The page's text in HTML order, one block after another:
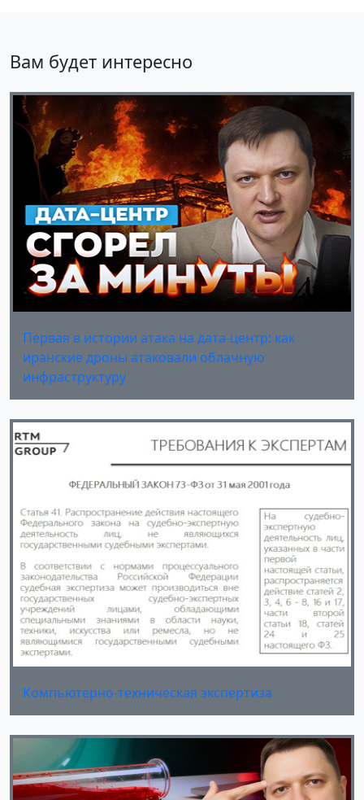
Вам будет интересно
Первая в истории атака на дата-центр: как
иранские дроны атаковали облачную
инфраструктуру
Компьютерно-техническая экспертиза